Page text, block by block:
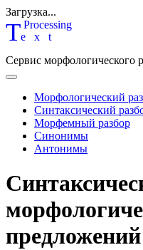
Загрузка...
Text
Processing
Сервис морфологического
Морфологический
Синтаксический
Морфемный разбор
Синонимы
Антонимы
предложений